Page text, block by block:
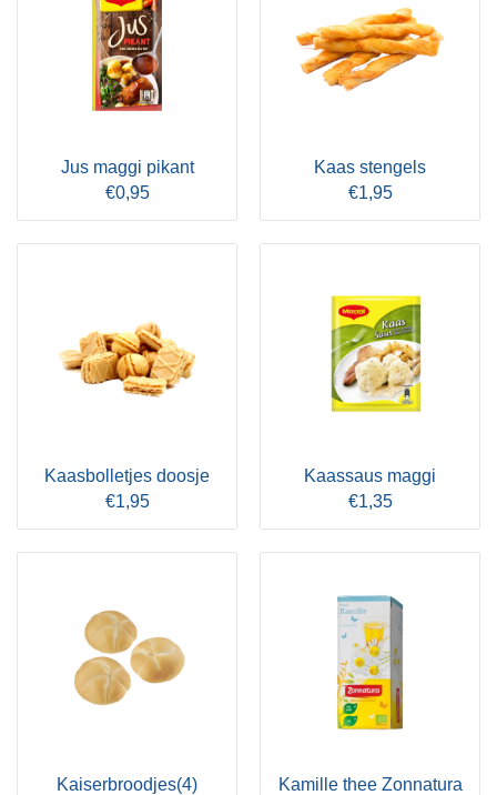
Jus maggi pikant
€0,95
Kaas stengels
€1,95
Kaasbolletjes doosje
€1,95
Kaassaus maggi
€1,35
Kaiserbroodjes(4)
Kamille thee Zonnatura